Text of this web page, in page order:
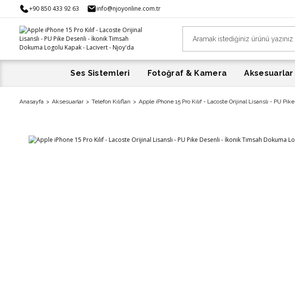
+90 850 433 92 63 info@njoyonline.com.tr
Ses Sistemleri Fotoğraf & Kamera Aksesuarlar
Anasayfa Aksesuarlar Telefon Kılıfları Apple iPhone 15 Pro Kılıf - Lacoste Orijinal Lisanslı - PU